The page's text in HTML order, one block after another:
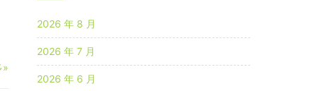
»
2026 年 8 月
2026 年 7 月
2026 年 6 月